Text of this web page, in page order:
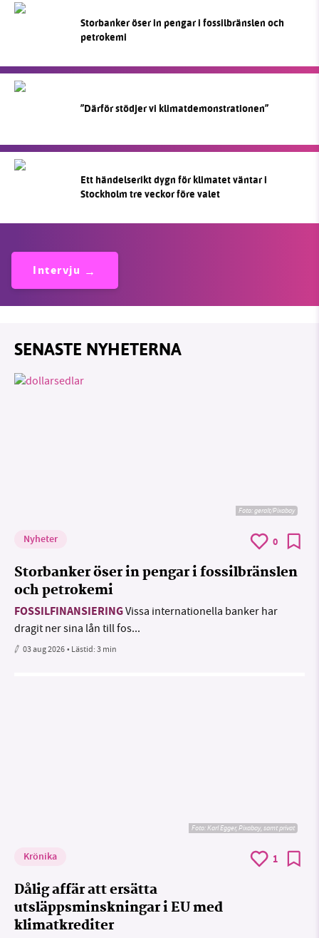
Storbanker öser in pengar i fossilbränslen och
petrokemi
”Därför stödjer vi klimatdemonstrationen”
Ett händelserikt dygn för klimatet väntar i
Stockholm tre veckor före valet
Intervju
SENASTE NYHETERNA
Foto:geralt/Pixabay
Nyheter 0
Storbanker öser in pengar i fossilbränslen
och petrokemi
FOSSILFINANSIERINGVissa internationella banker har
dragit ner sina lån till fos...
03 aug 2026• Lästid:3 min
Foto:Karl Egger, Pixabay, samt privat
Krönika 1
Dålig affär att ersätta
utsläppsminskningar i EU med
klimatkrediter